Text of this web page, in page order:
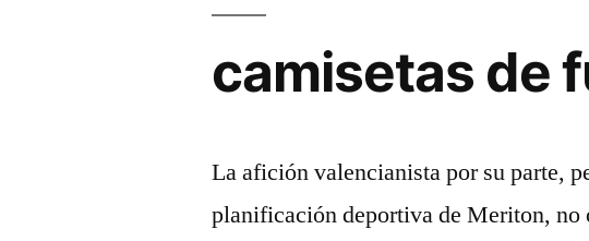
camisetas de
La afición valencianista por su parte,
planificación deportiva de Meriton, no